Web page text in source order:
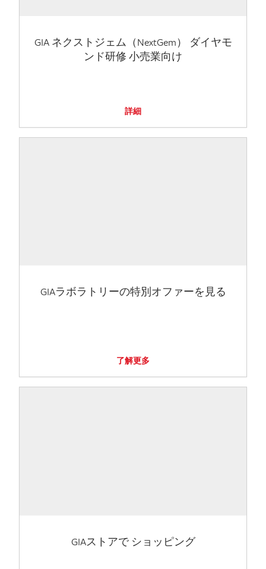
GIA ネクストジェム（NextGem） ダイヤモ
ンド研修 小売業向け
詳細
GIAラボラトリーの特別オファーを見る
了解更多
GIAストアで ショッピング